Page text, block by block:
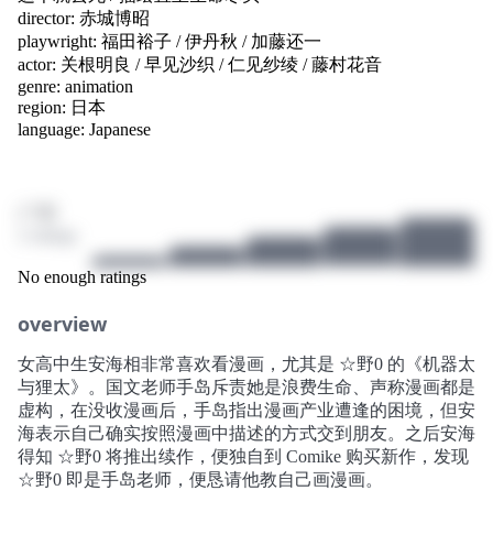
director: 赤城博昭
playwright: 福田裕子 /伊丹秋 / 加藤还一
actor: 关根明良 /早见沙织 /仁见纱绫 /藤村花音
genre: animation
region: 日本
language: Japanese
No enough ratings
overview
女高中生安海相非常喜欢看漫画，尤其是 ☆野0 的《机器太
与狸太》。国文老师手岛斥责她是浪费生命、声称漫画都是
虚构，在没收漫画后，手岛指出漫画产业遭逢的困境，但安
海表示自己确实按照漫画中描述的方式交到朋友。之后安海
得知 ☆野0 将推出续作，便独自到 Comike 购买新作，发现
☆野0 即是手岛老师，便恳请他教自己画漫画。